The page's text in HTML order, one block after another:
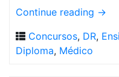
Continue reading →
Concursos, DR,
Diploma, Médico